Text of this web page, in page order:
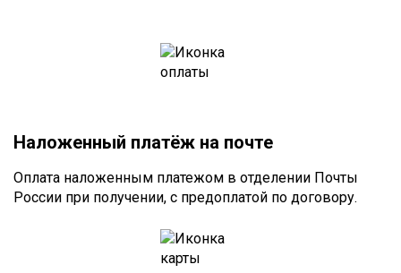
Наложенный платёж на почте
Оплата наложенным платежом в отделении Почты
России при получении, с предоплатой по договору.